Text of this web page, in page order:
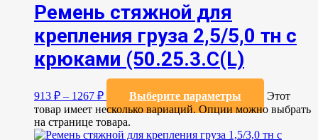
Ремень стяжной для
крепления груза 2,5/5,0 тн с
крюками (50.25.3.C(L)
913 ₽ – 1267 ₽ Выберите параметры
Этот
товар имеет несколько вариаций. Опции можно выбрать
на странице товара.